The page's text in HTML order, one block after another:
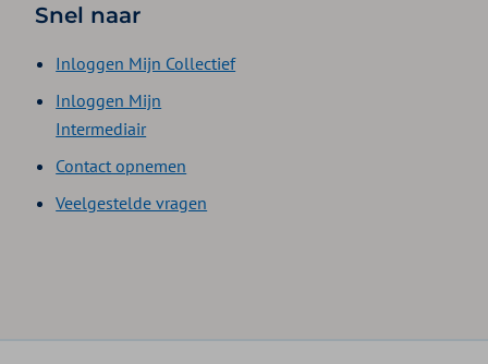
Snel naar
Inloggen Mijn Collectief
Inloggen Mijn
Intermediair
Contact opnemen
Veelgestelde vragen